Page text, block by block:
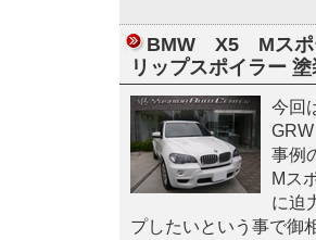
BMW X5 Mスポ
リップスポイラー
今回
事例
Mス
に迫
プしたいという事で御